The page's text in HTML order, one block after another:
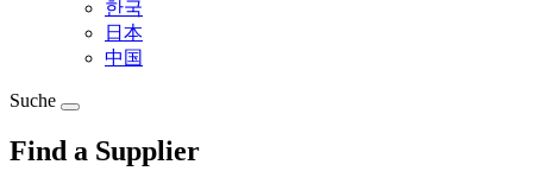
한국
日本
中国
Suche
Find a Supplier